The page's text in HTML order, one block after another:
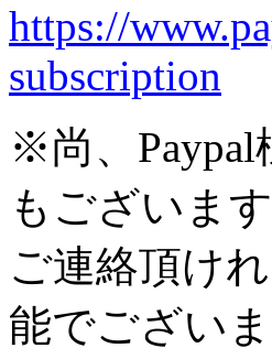
https://
subscription
※尚、
もございます
ご連絡頂け
能でございま